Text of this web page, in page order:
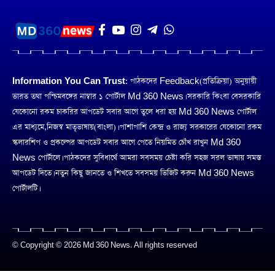
Information You Can Trust: পাঠকদের Feedback(প্রতিক্রিয়া) অনুয়ায়ী
ভারত তথা পশ্চিমবঙ্গের নাম্বার ১ পোর্টাল Md 360 News। সরকারি কিংবা বেসরকারি
যেকোনো রকম চাকরির আপডেট সবার আগে তুলে ধরা হয় Md 360 News পোর্টাল
এর মাধ্যমে,নিজস্ব মাতৃভাষায়(বাংলা)। পাশাপাশি কেন্দ্র ও রাজ্য সরকারের যেকোনো রকম
স্কলারশিপ ও প্রকল্পের আপডেট সবার আগে পেতে নিয়মিত চোঁখ রাখুন Md 360
News পোর্টালে। পাঠকদের সুবিধার্থে আমরা সবসময় চেষ্টা করি সহজ সরল ভাষায় সমস্ত
আপডেট দিতে। নতুন কিছু জানতে ও শিখতে সবসময় ভিজিট করুন Md 360 News
পোর্টালটি।
© Copyright © 2026 Md 360 News. All rights reserved